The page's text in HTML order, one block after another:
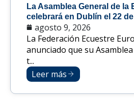
La Asamblea General de la
celebrará en Dublín el 22
agosto 9, 2026
La Federación Ecuestre
anunciado que su
t...
Leer más